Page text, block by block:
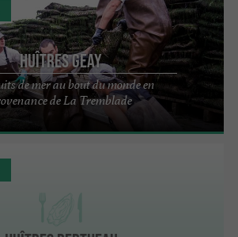
Huîtres Geay
de mer au bout du monde en
de La Tremblade